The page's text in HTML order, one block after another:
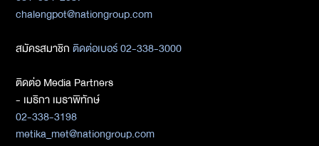
chalengpot@nationgroup.com
สมัครสมาชิกติดต่อเบอร์ 02-338-3000
ติดต่อ Media Partners
- เมธิกา เมธาพิทักษ์
02-338-3198
metika_met@nationgroup.com